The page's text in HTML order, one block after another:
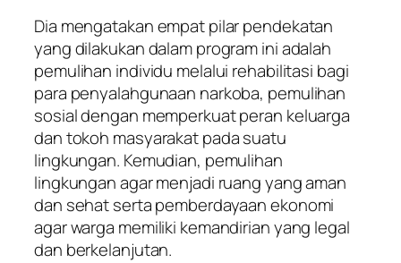
Dia mengatakan empat pilar pendekatan
yang dilakukan dalam program ini adalah
pemulihan individu melalui rehabilitasi bagi
para penyalahgunaan narkoba, pemulihan
sosial dengan memperkuat peran keluarga
dan tokoh masyarakat pada suatu
lingkungan. Kemudian, pemulihan
lingkungan agar menjadi ruang yang aman
dan sehat serta pemberdayaan ekonomi
agar warga memiliki kemandirian yang legal
dan berkelanjutan.